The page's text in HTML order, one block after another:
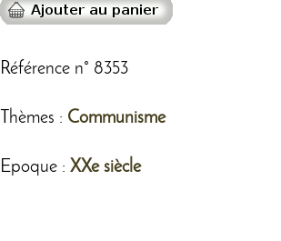
Référence n° 8353
Thèmes : Communisme
Epoque : XXe siècle